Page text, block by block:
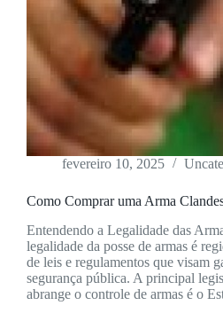
fevereiro 10, 2025
Como Comprar uma Arma
Entendendo a Legalidade das
legalidade da posse de armas é
de leis e regulamentos que visam
segurança pública. A principal
abrange o controle de armas é o